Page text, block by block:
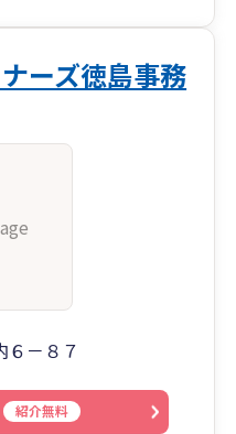
ーズ徳島事務
６－８７
紹介無料